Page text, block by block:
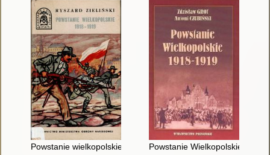
Powstanie wielkopolskie 1918-1919Powstanie Wielkopolskie 1918-